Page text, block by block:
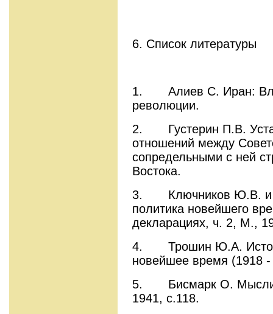
6. Список литературы
1. Алиев С. Иран:
революции.
2. Густерин П.В.
отношений между
сопредельными с ней
Востока.
3. Ключников Ю.В. и
политика новейшего
декларациях, ч. 2, М.,
4. Трошин Ю.А.
новейшее время (1918
5. Бисмарк О. Мысли
1941, с.118.